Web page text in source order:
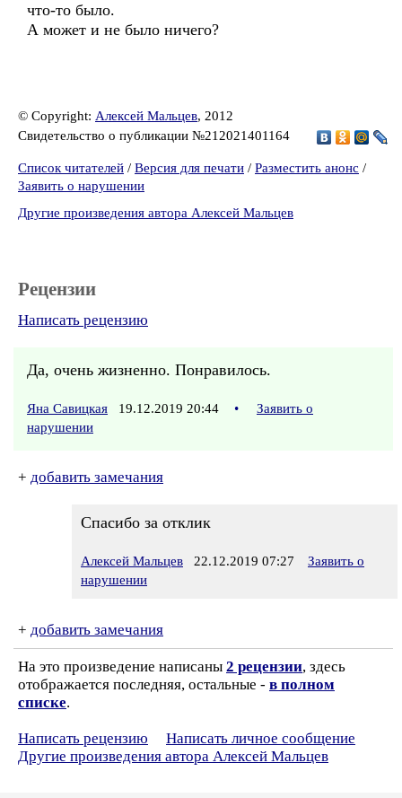
что-то было.
А может и не было ничего?
© Copyright: Алексей Мальцев, 2012
Свидетельство о публикации №212021401164
Список читателей / Версия для печати / Разместить анонс /
Заявить о нарушении
Другие произведения автора Алексей Мальцев
Рецензии
Написать рецензию
Да, очень жизненно. Понравилось.
Яна Савицкая 19.12.2019 20:44 •
Заявить о
нарушении
+ добавить замечания
Спасибо за отклик
Алексей Мальцев 22.12.2019 07:27
Заявить о
нарушении
+ добавить замечания
На это произведение написаны 2 рецензии, здесь
отображается последняя, остальные - в полном
списке.
Написать рецензию
Написать личное сообщение
Другие произведения автора Алексей Мальцев